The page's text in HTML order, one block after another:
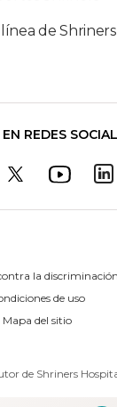
de
REDES
la discriminación
de uso
Mapa del sitio
de Shriners